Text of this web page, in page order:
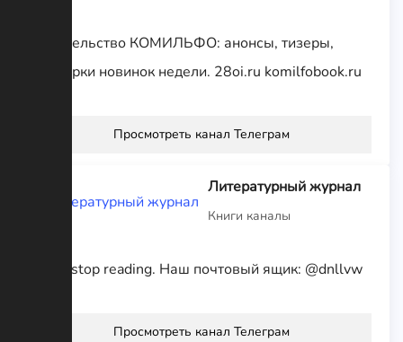
Издательство КОМИЛЬФО: анонсы, тизеры,
подборки новинок недели. 28oi.ru komilfobook.ru
Просмотреть канал Телеграм
Литературный журнал
Книги каналы
Don’t stop reading. Наш почтовый ящик: @dnllvw
Просмотреть канал Телеграм